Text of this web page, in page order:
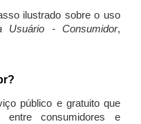
ilustrado sobre o uso
Usuário - Consumidor,
público e gratuito que
entre consumidores e